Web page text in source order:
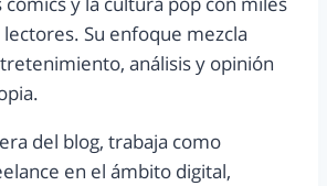
lectores. Su enfoque mezcla
análisis y opinión
del blog, trabaja como
en el ámbito digital,